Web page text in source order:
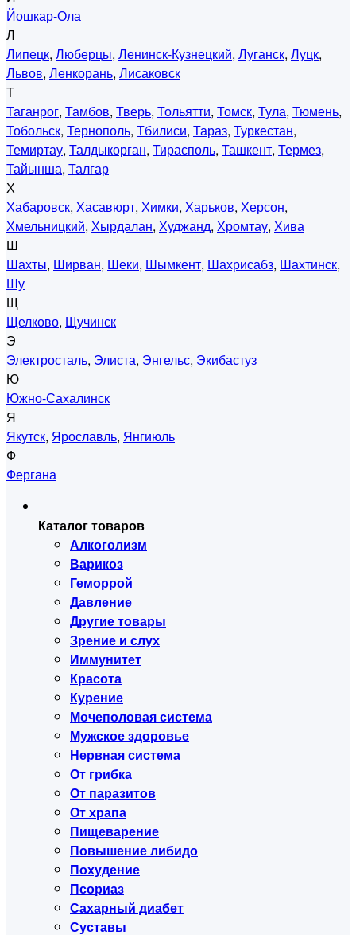
Йошкар-Ола
Л
Липецк, Люберцы, Ленинск-Кузнецкий, Луганск, Луцк,
Львов, Ленкорань, Лисаковск
Т
Таганрог, Тамбов, Тверь, Тольятти, Томск, Тула, Тюмень,
Тобольск, Тернополь, Тбилиси, Тараз, Туркестан,
Темиртау, Талдыкорган, Тирасполь, Ташкент, Термез,
Тайынша, Талгар
Х
Хабаровск, Хасавюрт, Химки, Харьков, Херсон,
Хмельницкий, Хырдалан, Худжанд, Хромтау, Хива
Ш
Шахты, Ширван, Шеки, Шымкент, Шахрисабз, Шахтинск,
Шу
Щ
Щелково, Щучинск
Э
Электросталь, Элиста, Энгельс, Экибастуз
Ю
Южно-Сахалинск
Я
Якутск, Ярославль, Янгиюль
Ф
Фергана
Каталог товаров
Алкоголизм
Варикоз
Геморрой
Давление
Другие товары
Зрение и слух
Иммунитет
Красота
Курение
Мочеполовая система
Мужское здоровье
Нервная система
От грибка
От паразитов
От храпа
Пищеварение
Повышение либидо
Похудение
Псориаз
Сахарный диабет
Суставы